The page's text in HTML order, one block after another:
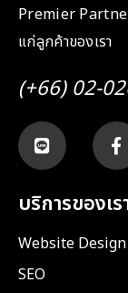
Premier
แก่ลูกค้าของเรา
(+66) 02-
บริการของเร
Website Design
SEO